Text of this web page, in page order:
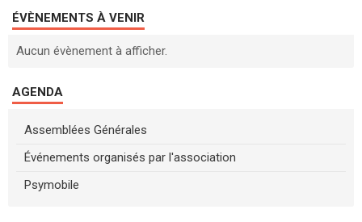
ÉVÈNEMENTS À VENIR
Aucun évènement à afficher.
AGENDA
Assemblées Générales
Événements organisés par l'association
Psymobile